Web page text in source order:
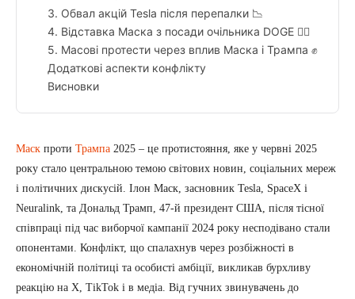
3. Обвал акцій Tesla після перепалки 📉
4. Відставка Маска з посади очільника DOGE 🚶‍♂️
5. Масові протести через вплив Маска і Трампа ✊
Додаткові аспекти конфлікту
Висновки
Маск проти Трампа 2025 – це протистояння, яке у червні 2025
року стало центральною темою світових новин, соціальних мереж
і політичних дискусій. Ілон Маск, засновник Tesla, SpaceX і
Neuralink, та Дональд Трамп, 47-й президент США, після тісної
співпраці під час виборчої кампанії 2024 року несподівано стали
опонентами. Конфлікт, що спалахнув через розбіжності в
економічній політиці та особисті амбіції, викликав бурхливу
реакцію на X, TikTok і в медіа. Від гучних звинувачень до